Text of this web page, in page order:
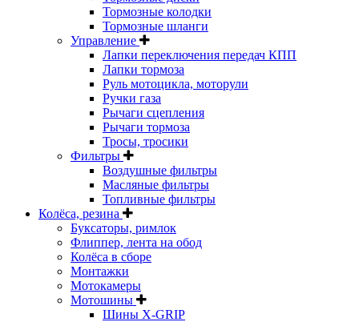
Тормозные колодки
Тормозные шланги
Управление
Лапки переключения передач КПП
Лапки тормоза
Руль мотоцикла, моторули
Ручки газа
Рычаги сцепления
Рычаги тормоза
Тросы, тросики
Фильтры
Воздушные фильтры
Масляные фильтры
Топливные фильтры
Колёса, резина
Буксаторы, римлок
Флиппер, лента на обод
Колёса в сборе
Монтажки
Мотокамеры
Мотошины
Шины X-GRIP